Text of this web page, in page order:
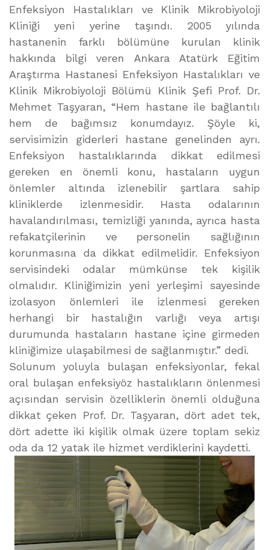
Enfeksiyon Hastalıkları ve Klinik Mikrobiyoloji
Kliniği yeni yerine taşındı. 2005 yılında
hastanenin farklı bölümüne kurulan klinik
hakkında bilgi veren Ankara Atatürk Eğitim
Araştırma Hastanesi Enfeksiyon Hastalıkları ve
Klinik Mikrobiyoloji Bölümü Klinik Şefi Prof. Dr.
Mehmet Taşyaran, “Hem hastane ile bağlantılı
hem de bağımsız konumdayız. Şöyle ki,
servisimizin giderleri hastane genelinden ayrı.
Enfeksiyon hastalıklarında dikkat edilmesi
gereken en önemli konu, hastaların uygun
önlemler altında izlenebilir şartlara sahip
kliniklerde izlenmesidir. Hasta odalarının
havalandırılması, temizliği yanında, ayrıca hasta
refakatçilerinin ve personelin sağlığının
korunmasına da dikkat edilmelidir. Enfeksiyon
servisindeki odalar mümkünse tek kişilik
olmalıdır. Kliniğimizin yeni yerleşimi sayesinde
izolasyon önlemleri ile izlenmesi gereken
herhangi bir hastalığın varlığı veya artışı
durumunda hastaların hastane içine girmeden
kliniğimize ulaşabilmesi de sağlanmıştır.” dedi.
Solunum yoluyla bulaşan enfeksiyonlar, fekal
oral bulaşan enfeksiyöz hastalıkların önlenmesi
açısından servisin özelliklerin önemli olduğuna
dikkat çeken Prof. Dr. Taşyaran, dört adet tek,
dört adette iki kişilik olmak üzere toplam sekiz
oda da 12 yatak ile hizmet verdiklerini kaydetti.